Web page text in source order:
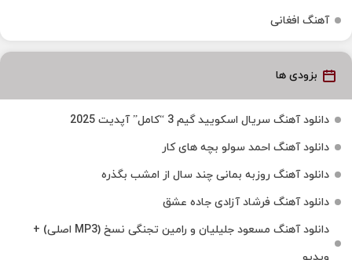
آهنگ افغانی
بزودی ها
دانلود آهنگ سریال اسکویید گیم 3 “کامل” آپدیت 2025
دانلود آهنگ احمد سولو بچه های کار
دانلود آهنگ روزبه بمانی چند سال از امشب بگذره
دانلود آهنگ فرشاد آزادی جاده عشق
دانلود آهنگ مسعود جلیلیان و رامین تجنگی نسخ (MP3 اصلی) +